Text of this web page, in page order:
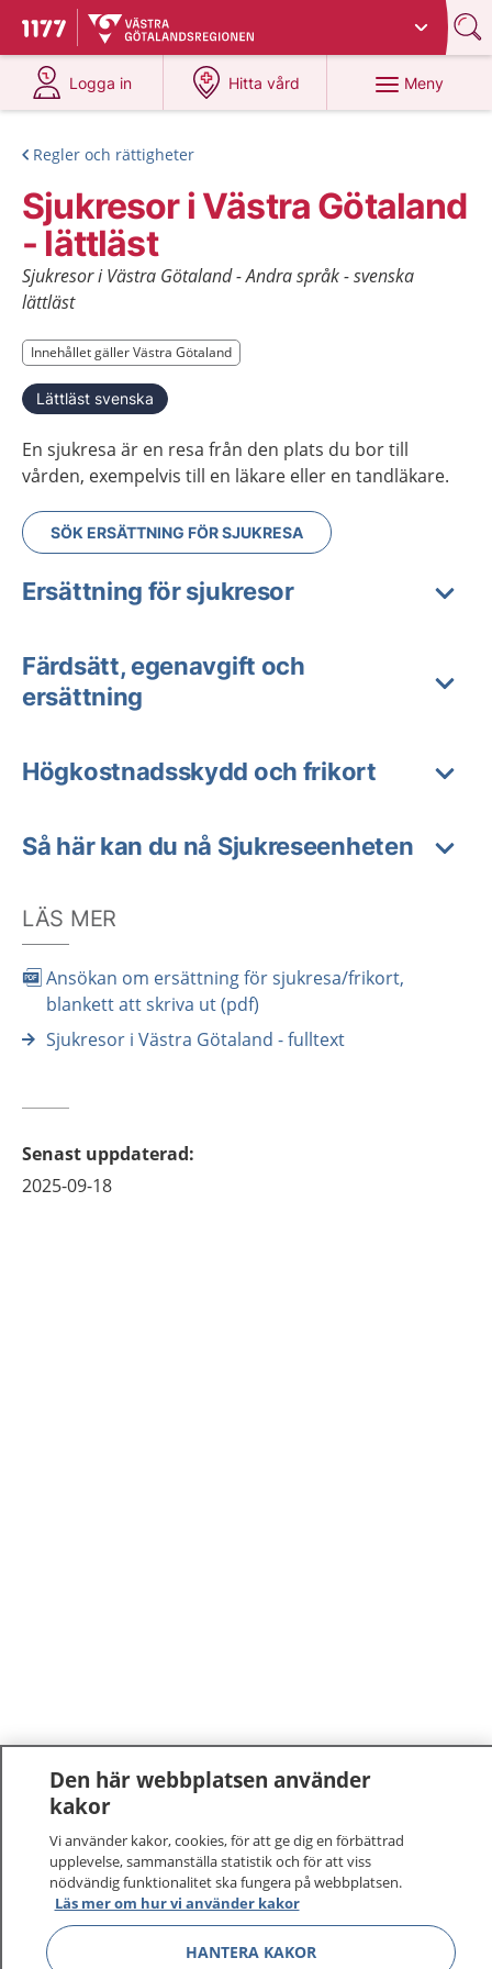
Till startsidan för 1177
Du har valt region
Logga in
på 1177.se
Hitta vård
på 1177.se
Meny
Regler och rättigheter
Sjukresor i Västra Götaland
- lättläst
Sjukresor i Västra Götaland - Andra språk - svenska
lättläst
Innehållet gäller Västra Götaland
Innehållet gäller Västra Götaland
Lättläst svenska
En sjukresa är en resa från den plats du bor till
vården, exempelvis till en läkare eller en tandläkare.
SÖK ERSÄTTNING FÖR SJUKRESA
Ersättning för sjukresor
Färdsätt, egenavgift och
ersättning
Högkostnadsskydd och frikort
Så här kan du nå Sjukreseenheten
LÄS MER
Ansökan om ersättning för sjukresa/frikort,
blankett att skriva ut (pdf)
Sjukresor i Västra Götaland - fulltext
Senast uppdaterad:
2025-09-18
1177–tryggt om din hälsa och vård
På 1177.se får du råd om hälsa och information om
Den här webbplatsen använder
kakor
Vi använder kakor, cookies, för att ge dig en förbättrad
upplevelse, sammanställa statistik och för att viss
nödvändig funktionalitet ska fungera på webbplatsen.
Läs mer om hur vi använder kakor
HANTERA KAKOR